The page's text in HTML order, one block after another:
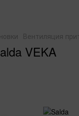
Вентиляция
VEKA